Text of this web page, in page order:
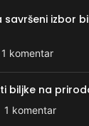
savršeni izbor
1 komentar
biljke na
1 komentar